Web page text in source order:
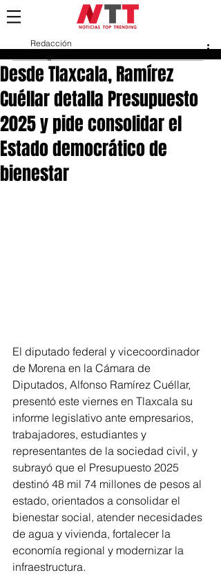
Desde Tlaxcala, Ramírez
Cuéllar detalla Presupuesto
2025 y pide consolidar el
Estado democrático de
bienestar
Redacción
El diputado federal y vicecoordinador
de Morena en la Cámara de
Diputados, Alfonso Ramírez Cuéllar,
presentó este viernes en Tlaxcala su
informe legislativo ante empresarios,
trabajadores, estudiantes y
representantes de la sociedad civil, y
subrayó que el Presupuesto 2025
destinó 48 mil 74 millones de pesos al
estado, orientados a consolidar el
bienestar social, atender necesidades
de agua y vivienda, fortalecer la
economía regional y modernizar la
infraestructura.